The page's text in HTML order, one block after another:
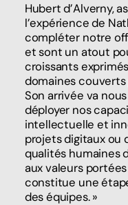
Hubert d’Alverny,
l’expérience de
compléter notre
et sont un atout
croissants
domaines
Son arrivée va
déployer nos
intellectuelle et
projets digitaux ou
qualités humaines
aux valeurs
constitue une
des équipes. »